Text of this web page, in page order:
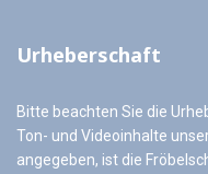
Urheberschaft
Bitte beachten Sie die
Ton- und Videoinhalte
angegeben, ist die